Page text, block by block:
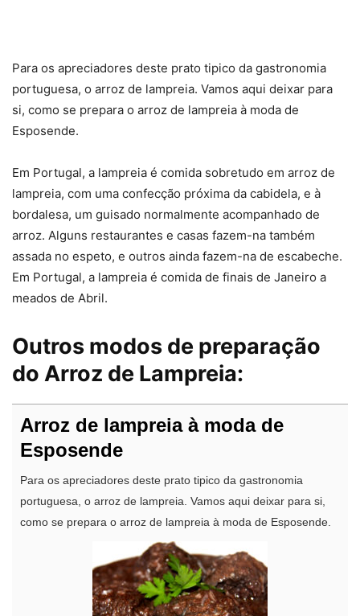
Para os apreciadores deste prato tipico da gastronomia
portuguesa, o arroz de lampreia. Vamos aqui deixar para
si, como se prepara o arroz de lampreia à moda de
Esposende.
Em Portugal, a lampreia é comida sobretudo em arroz de
lampreia, com uma confecção próxima da cabidela, e à
bordalesa, um guisado normalmente acompanhado de
arroz. Alguns restaurantes e casas fazem-na também
assada no espeto, e outros ainda fazem-na de escabeche.
Em Portugal, a lampreia é comida de finais de Janeiro a
meados de Abril.
Outros modos de preparação
do Arroz de Lampreia:
Arroz de lampreia à moda de
Esposende
Para os apreciadores deste prato tipico da gastronomia
portuguesa, o arroz de lampreia. Vamos aqui deixar para si,
como se prepara o arroz de lampreia à moda de Esposende.